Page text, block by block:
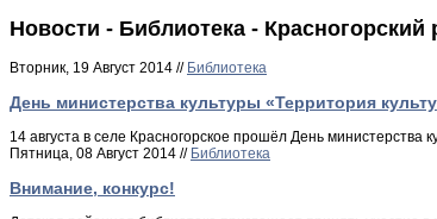
Новости - Библиотека - Красногорский
Вторник, 19 Август 2014 // Библиотека
День министерства культуры «Территория
14 августа в селе Красногорское прошёл День министерства
Пятница, 08 Август 2014 // Библиотека
Внимание, конкурс!